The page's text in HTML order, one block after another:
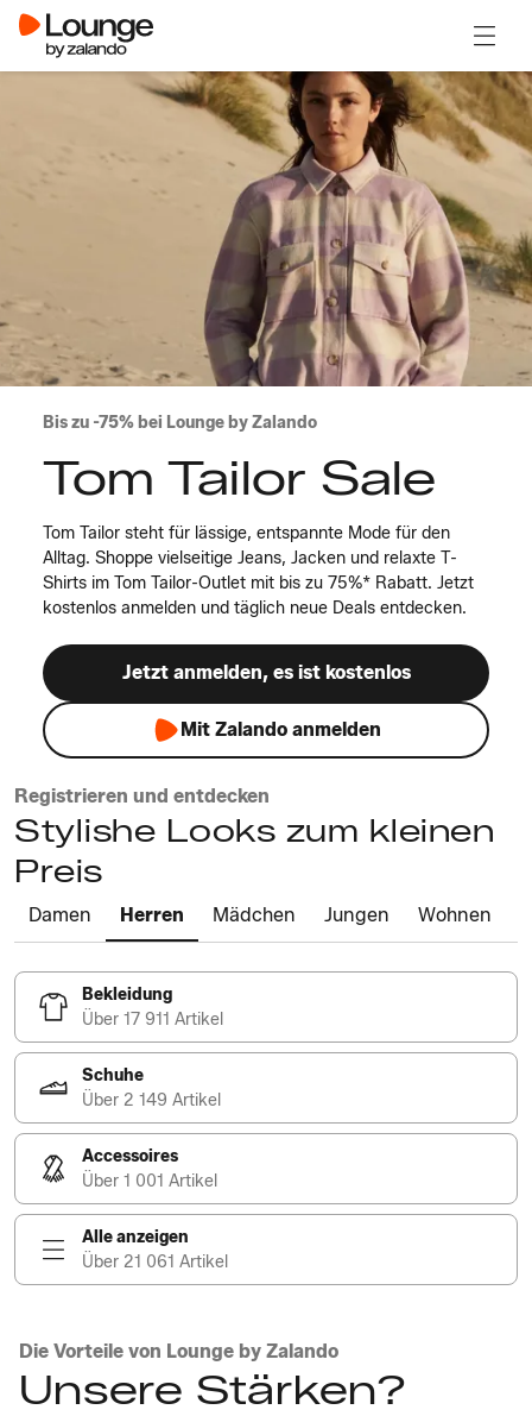
Bis zu -75% bei Lounge by Zalando
Tom Tailor Sale
Tom Tailor steht für lässige, entspannte Mode für den
Alltag. Shoppe vielseitige Jeans, Jacken und relaxte T-
Shirts im Tom Tailor-Outlet mit bis zu 75%* Rabatt. Jetzt
kostenlos anmelden und täglich neue Deals entdecken.
Jetzt anmelden, es ist kostenlos
Mit Zalando anmelden
Registrieren und entdecken
Stylishe Looks zum kleinen
Preis
Damen Herren Mädchen Jungen Wohnen
Bekleidung
Über 17 911 Artikel
Schuhe
Über 2 149 Artikel
Accessoires
Über 1 001 Artikel
Alle anzeigen
Über 21 061 Artikel
Die Vorteile von Lounge by Zalando
Unsere Stärken?